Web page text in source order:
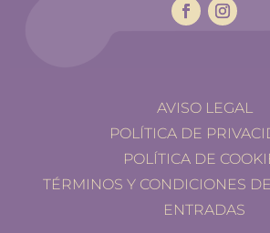
AVISO LEGAL
POLÍTICA DE
POLÍTICA DE
TÉRMINOS Y CONDICIONES
ENTRADAS